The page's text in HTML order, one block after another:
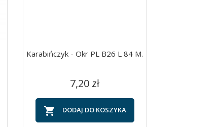
Szybki podgląd
Karabińczyk - Okr PL B26 L 84 M.
Cena
7,20 zł
 DODAJ DO KOSZYKA